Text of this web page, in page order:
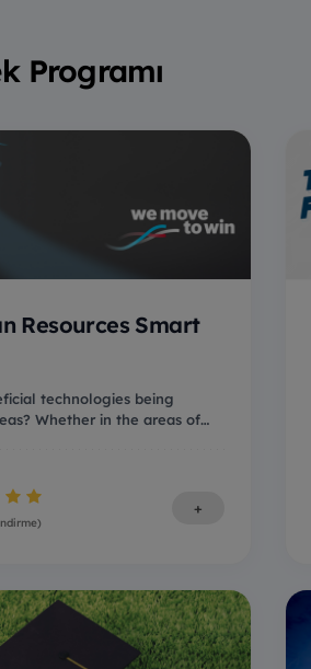
Programı
Resources Smart
technologies being
Whether in the areas of
+